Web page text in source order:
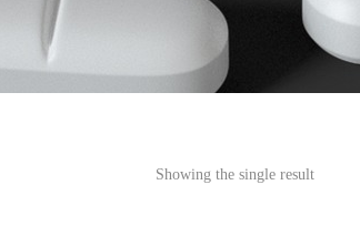
Showing the single result